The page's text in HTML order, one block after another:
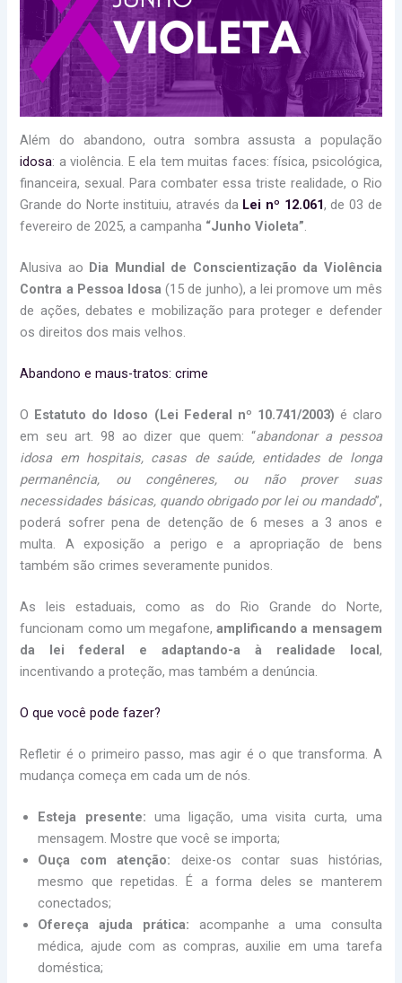
Além do abandono, outra sombra assusta a população
idosa: a violência. E ela tem muitas faces: física, psicológica,
financeira, sexual. Para combater essa triste realidade, o Rio
Grande do Norte instituiu, através da Lei nº 12.061, de 03 de
fevereiro de 2025, a campanha “Junho Violeta”.
Alusiva ao Dia Mundial de Conscientização da Violência
Contra a Pessoa Idosa (15 de junho), a lei promove um mês
de ações, debates e mobilização para proteger e defender
os direitos dos mais velhos.
Abandono e maus-tratos: crime
O Estatuto do Idoso (Lei Federal nº 10.741/2003) é claro
em seu art. 98 ao dizer que quem: “abandonar a pessoa
idosa em hospitais, casas de saúde, entidades de longa
permanência, ou congêneres, ou não prover suas
necessidades básicas, quando obrigado por lei ou mandado”,
poderá sofrer pena de detenção de 6 meses a 3 anos e
multa. A exposição a perigo e a apropriação de bens
também são crimes severamente punidos.
As leis estaduais, como as do Rio Grande do Norte,
funcionam como um megafone,amplificando a mensagem
da lei federal e adaptando-a à realidade local,
incentivando a proteção, mas também a denúncia.
O que você pode fazer?
Refletir é o primeiro passo, mas agir é o que transforma. A
mudança começa em cada um de nós.
Esteja presente: uma ligação, uma visita curta, uma
mensagem. Mostre que você se importa;
Ouça com atenção: deixe-os contar suas histórias,
mesmo que repetidas. É a forma deles se manterem
conectados;
Ofereça ajuda prática: acompanhe a uma consulta
médica, ajude com as compras, auxilie em uma tarefa
doméstica;